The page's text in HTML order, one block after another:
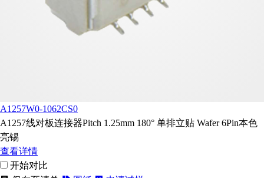
A1257W0-1062CS0
A1257线对板连接器Pitch 1.25mm 180° 单排立贴 Wafer 6Pin本色
亮锡
查看详情
开始对比